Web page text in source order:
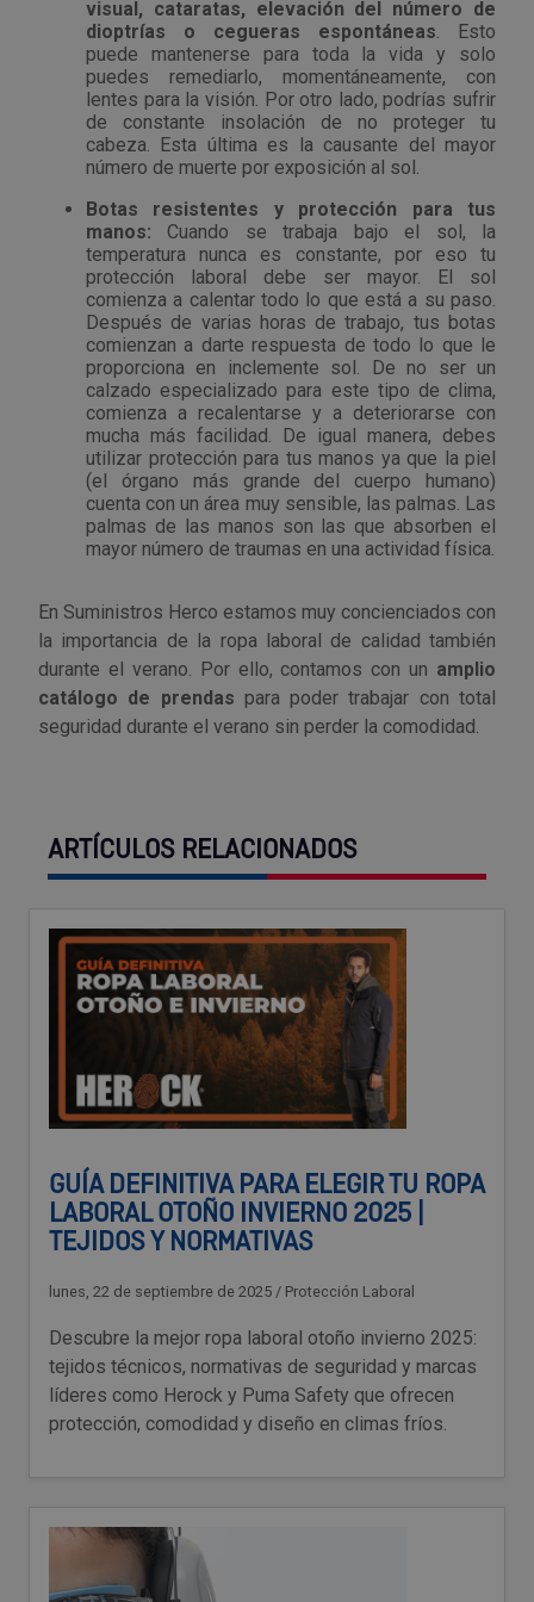
visual, cataratas, elevación del número de
dioptrías o cegueras espontáneas . Esto
puede mantenerse para toda la vida y solo
puedes remediarlo, momentáneamente, con
lentes para la visión. Por otro lado, podrías sufrir
de constante insolación de no proteger tu
cabeza. Esta última es la causante del mayor
número de muerte por exposición al sol.
Botas resistentes y protección para tus
manos: Cuando se trabaja bajo el sol, la
temperatura nunca es constante, por eso tu
protección laboral debe ser mayor. El sol
comienza a calentar todo lo que está a su paso.
Después de varias horas de trabajo, tus botas
comienzan a darte respuesta de todo lo que le
proporciona en inclemente sol. De no ser un
calzado especializado para este tipo de clima,
comienza a recalentarse y a deteriorarse con
mucha más facilidad. De igual manera, debes
utilizar protección para tus manos ya que la piel
(el órgano más grande del cuerpo humano)
cuenta con un área muy sensible, las palmas. Las
palmas de las manos son las que absorben el
mayor número de traumas en una actividad física.
En Suministros Herco estamos muy concienciados con
la importancia de la ropa laboral de calidad también
durante el verano. Por ello, contamos con un amplio
catálogo de prendas para poder trabajar con total
seguridad durante el verano sin perder la comodidad.
ARTÍCULOS RELACIONADOS
GUÍA DEFINITIVA PARA ELEGIR TU ROPA
LABORAL OTOÑO INVIERNO 2025 |
TEJIDOS Y NORMATIVAS
lunes, 22 de septiembre de 2025 / Protección Laboral
Descubre la mejor ropa laboral otoño invierno 2025:
tejidos técnicos, normativas de seguridad y marcas
líderes como Herock y Puma Safety que ofrecen
protección, comodidad y diseño en climas fríos.
Outlet Sierras
Outlet Soldadura
Outlet Técnica de fluidos
Outlet Tiradores y manillas
Outlet Tornilleria
Outlet Transmisiones
Outlet Utillajes y accesorios para maquinaria
Outlet Ventilación y calefacción
Outlet Vestuario Laboral y Seguridad